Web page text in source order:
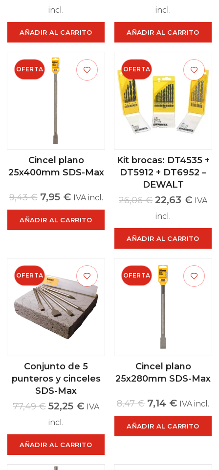
incl.
AÑADIR AL CARRITO
incl.
AÑADIR AL CARRITO
OFERTA
Cincel plano
25x400mm SDS-Max
9,43€ 7,95 € IVA incl.
AÑADIR AL CARRITO
OFERTA
Kit brocas: DT4535 +
DT5912 + DT6952 –
DEWALT
26,06€ 22,63 € IVA
incl.
AÑADIR AL CARRITO
OFERTA
Conjunto de 5
punteros y cinceles
SDS-Max
77,49€ 52,25 € IVA
incl.
AÑADIR AL CARRITO
OFERTA
Cincel plano
25x280mm SDS-Max
8,47€ 7,14 € IVA incl.
AÑADIR AL CARRITO